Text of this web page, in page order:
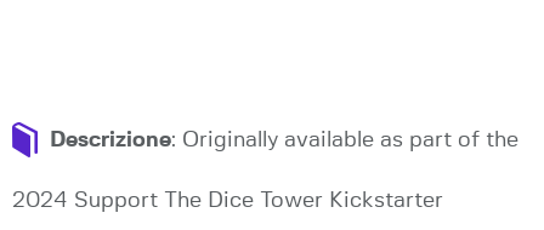
Descrizione: Originally available as part of the
2024 Support The Dice Tower Kickstarter